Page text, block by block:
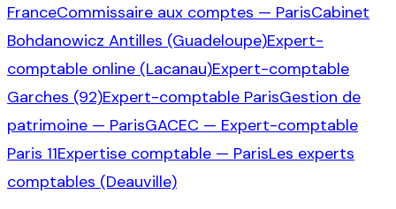
FranceCommissaire aux comptes — ParisCabinet
Bohdanowicz Antilles (Guadeloupe)Expert-
comptable online (Lacanau)Expert-comptable
Garches (92)Expert-comptable ParisGestion de
patrimoine — ParisGACEC — Expert-comptable
Paris 11Expertise comptable — ParisLes experts
comptables (Deauville)